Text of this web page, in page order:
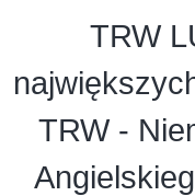
TRW
TRW -